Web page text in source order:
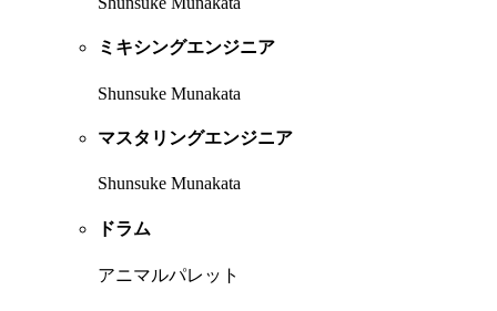
ミキシングエンジニア
Shunsuke Munakata
マスタリングエンジニア
Shunsuke Munakata
ドラム
アニマルパレット